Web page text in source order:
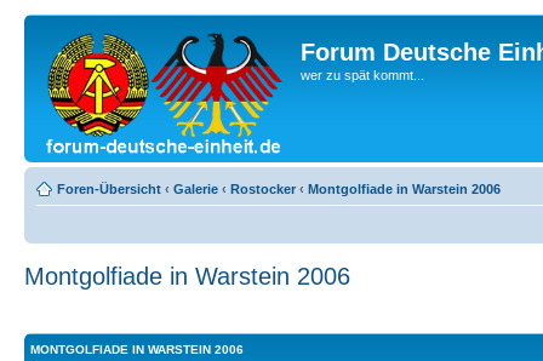
Forum Deutsche
wer zu spät kommt...
Foren-Übersicht ‹ Galerie ‹ Rostocker ‹ Montgolfiade in Warstein 2006
Montgolfiade in Warstein 2006
MONTGOLFIADE IN WARSTEIN 2006